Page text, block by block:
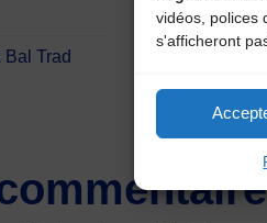
vidéos, polices
s'afficheront
Bal Trad